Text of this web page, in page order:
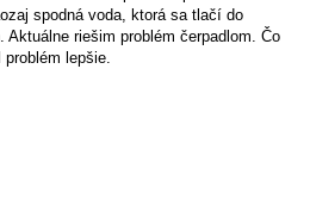
spodná voda, ktorá sa tlačí do
riešim problém čerpadlom. Čo
lepšie.